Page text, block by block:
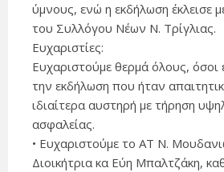
ύμνους, ενώ η εκδήλωση έκλεισε
του Συλλόγου Νέων Ν. Τρίγλιας.
Ευχαριστίες:
Ευχαριστούμε θερμά όλους, όσοι
την εκδήλωση που ήταν
ιδιαίτερα αυστηρή με τήρηση
ασφαλείας.
• Ευχαριστούμε το ΑΤ Ν.
Διοικήτρια κα Εύη Μπαλτζάκη,